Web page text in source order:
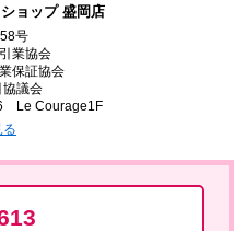
ョップ 盛岡店
号
業協会
保証協会
協議会
Le Courage1F
る